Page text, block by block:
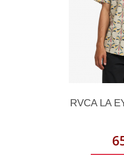
RVCA LA